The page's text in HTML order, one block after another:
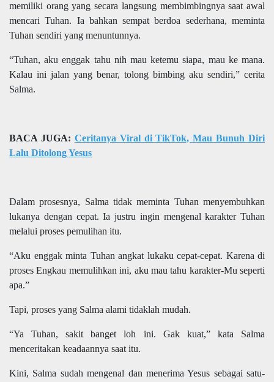
memiliki orang yang secara langsung membimbingnya saat awal
mencari Tuhan. Ia bahkan sempat berdoa sederhana, meminta
Tuhan sendiri yang menuntunnya.
“Tuhan, aku enggak tahu nih mau ketemu siapa, mau ke mana.
Kalau ini jalan yang benar, tolong bimbing aku sendiri,” cerita
Salma.
BACA JUGA: Ceritanya Viral di TikTok, Mau Bunuh Diri
Lalu Ditolong Yesus
Dalam prosesnya, Salma tidak meminta Tuhan menyembuhkan
lukanya dengan cepat. Ia justru ingin mengenal karakter Tuhan
melalui proses pemulihan itu.
“Aku enggak minta Tuhan angkat lukaku cepat-cepat. Karena di
proses Engkau memulihkan ini, aku mau tahu karakter-Mu seperti
apa.”
Tapi, proses yang Salma alami tidaklah mudah.
“Ya Tuhan, sakit banget loh ini. Gak kuat,” kata Salma
menceritakan keadaannya saat itu.
Kini, Salma sudah mengenal dan menerima Yesus sebagai satu-